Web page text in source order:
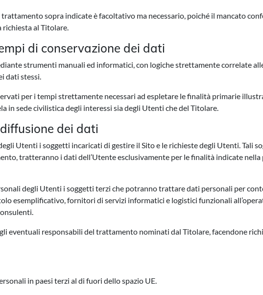
sopra indicate è facoltativo ma necessario, poiché il mancato
richiesta al Titolare.
di conservazione dei dati
strumenti manuali ed informatici, con logiche strettamente correlate
dati stessi.
per i tempi strettamente necessari ad espletare le finalità primarie
in sede civilistica degli interessi sia degli Utenti che del Titolare.
dei dati
Utenti i soggetti incaricati di gestire il Sito e le richieste degli Utenti. Tali
tratteranno i dati dell’Utente esclusivamente per le finalità indicate
degli Utenti i soggetti terzi che potranno trattare dati personali per
esemplificativo, fornitori di servizi informatici e logistici funzionali
eventuali responsabili del trattamento nominati dal Titolare, facendone
in paesi terzi al di fuori dello spazio UE.